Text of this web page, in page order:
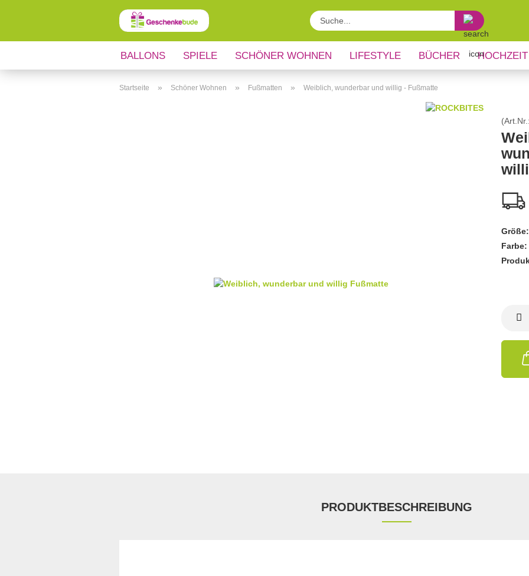
Suche...
BALLONS SPIELE SCHÖNER WOHNEN LIFESTYLE BÜCHER HOCHZEIT
ANLÄSSE REGIONALES
Startseite » Schöner Wohnen » Fußmatten » Weiblich, wunderbar und willig - Fußmatte
(Art.Nr.:
Größe:
Farbe:
PRODUKTBESCHREIBUNG